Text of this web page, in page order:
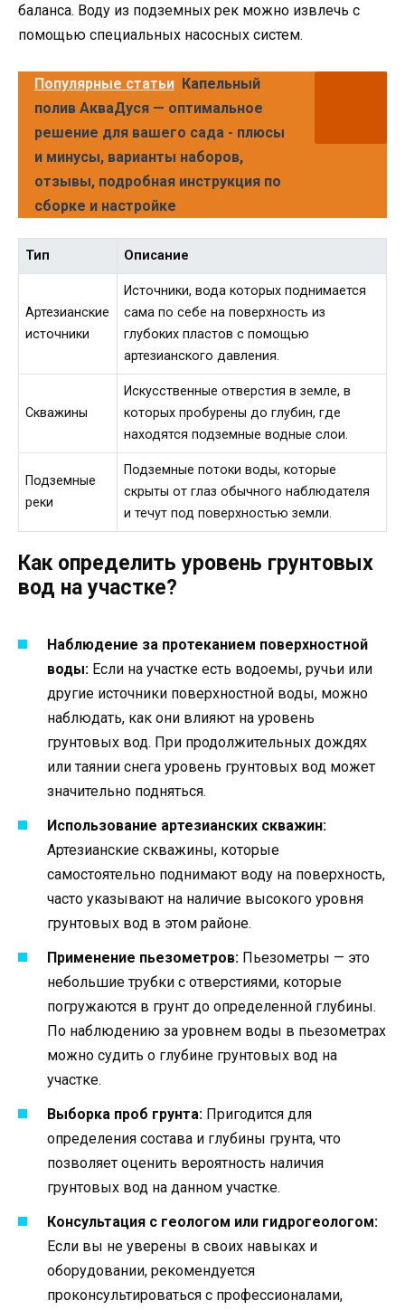
баланса. Воду из подземных рек можно извлечь с
помощью специальных насосных систем.
Популярные статьи Капельный
полив АкваДуся — оптимальное
решение для вашего сада - плюсы
и минусы, варианты наборов,
отзывы, подробная инструкция по
сборке и настройке
Тип Описание
Артезианские
источники
Источники, вода которых поднимается
сама по себе на поверхность из
глубоких пластов с помощью
артезианского давления.
Скважины
Искусственные отверстия в земле, в
которых пробурены до глубин, где
находятся подземные водные слои.
Подземные
реки
Подземные потоки воды, которые
скрыты от глаз обычного наблюдателя
и течут под поверхностью земли.
Как определить уровень грунтовых
вод на участке?
Наблюдение за протеканием поверхностной
воды: Если на участке есть водоемы, ручьи или
другие источники поверхностной воды, можно
наблюдать, как они влияют на уровень
грунтовых вод. При продолжительных дождях
или таянии снега уровень грунтовых вод может
значительно подняться.
Использование артезианских скважин:
Артезианские скважины, которые
самостоятельно поднимают воду на поверхность,
часто указывают на наличие высокого уровня
грунтовых вод в этом районе.
Применение пьезометров: Пьезометры — это
небольшие трубки с отверстиями, которые
погружаются в грунт до определенной глубины.
По наблюдению за уровнем воды в пьезометрах
можно судить о глубине грунтовых вод на
участке.
Выборка проб грунта: Пригодится для
определения состава и глубины грунта, что
позволяет оценить вероятность наличия
грунтовых вод на данном участке.
Консультация с геологом или гидрогеологом:
Если вы не уверены в своих навыках и
оборудовании, рекомендуется
проконсультироваться с профессионалами,